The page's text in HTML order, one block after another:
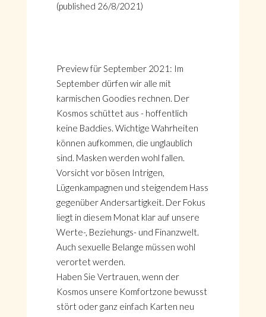
(published 26/8/2021)
Preview für September 2021: Im
September dürfen wir alle mit
karmischen Goodies rechnen. Der
Kosmos schüttet aus - hoffentlich
keine Baddies. Wichtige Wahrheiten
können aufkommen, die unglaublich
sind. Masken werden wohl fallen.
Vorsicht vor bösen Intrigen,
Lügenkampagnen und steigendem Hass
gegenüber Andersartigkeit. Der Fokus
liegt in diesem Monat klar auf unsere
Werte-, Beziehungs- und Finanzwelt.
Auch sexuelle Belange müssen wohl
verortet werden.
Haben Sie Vertrauen, wenn der
Kosmos unsere Komfortzone bewusst
stört oder ganz einfach Karten neu